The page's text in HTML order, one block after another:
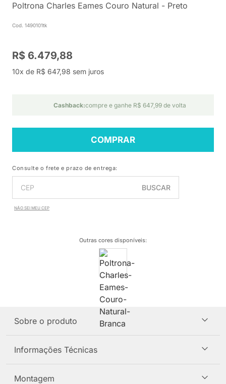
Poltrona Charles Eames Couro Natural - Preto
Cod. 1490101tk
R$ 6.479,88
10x de R$ 647,98 sem juros
Cashback:compre e ganhe R$ 647,99 de volta
COMPRAR
Consulte o frete e prazo de entrega:
BUSCAR
NÃO SEI MEU CEP
Outras cores disponíveis:
Sobre o produto
Informações Técnicas
Montagem